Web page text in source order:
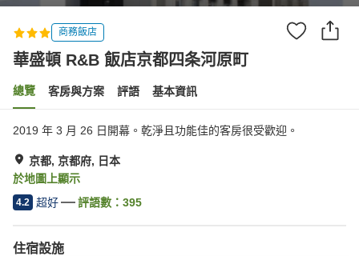
商務飯店
華盛頓 R&B 飯店京都四条河原町
總覽 客房與方案 評語 基本資訊
2019 年 3 月 26 日開幕。乾淨且功能佳的客房很受歡迎。
京都, 京都府, 日本
於地圖上顯示
4.2 超好 評語數： 395
住宿設施